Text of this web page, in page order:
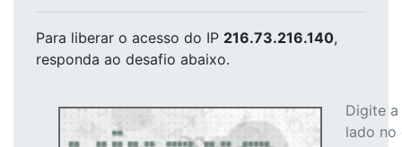
Para liberar o acesso do IP 216.73.216.140,
responda ao desafio abaixo.
Digite
lado no